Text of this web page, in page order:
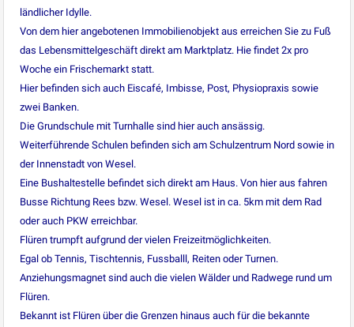
ländlicher Idylle.
Von dem hier angebotenen Immobilienobjekt aus erreichen Sie zu Fuß
das Lebensmittelgeschäft direkt am Marktplatz. Hie findet 2x pro
Woche ein Frischemarkt statt.
Hier befinden sich auch Eiscafé, Imbisse, Post, Physiopraxis sowie
zwei Banken.
Die Grundschule mit Turnhalle sind hier auch ansässig.
Weiterführende Schulen befinden sich am Schulzentrum Nord sowie in
der Innenstadt von Wesel.
Eine Bushaltestelle befindet sich direkt am Haus. Von hier aus fahren
Busse Richtung Rees bzw. Wesel. Wesel ist in ca. 5km mit dem Rad
oder auch PKW erreichbar.
Flüren trumpft aufgrund der vielen Freizeitmöglichkeiten.
Egal ob Tennis, Tischtennis, Fussballl, Reiten oder Turnen.
Anziehungsmagnet sind auch die vielen Wälder und Radwege rund um
Flüren.
Bekannt ist Flüren über die Grenzen hinaus auch für die bekannte